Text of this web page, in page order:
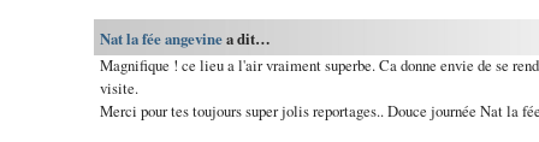
Nat la fée angevinea dit…
Magnifique ! ce lieu a l'air vraiment superbe. Ca donne envie de se
visite.
Merci pour tes toujours super jolis reportages.. Douce journée Nat la